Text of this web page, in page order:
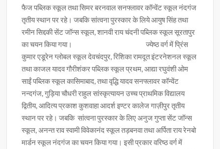
फैज पब्लिक स्कूल तथा सिमर बरनवाल सनफ्लावर कॉन्वेंट स्कूल नंदगंज
तृतीय स्थान पर रहे। जबकि सांत्वना पुरस्कार के लिये आयुष सिंह तथा
रमीन सिद्दकी सेंट जॉन्स स्कूल, शानवी राय चंदनी पब्लिक स्कूल सूरतापुर
का चयन किया गया। ज्येष्ठ वर्ग में प्रिंस
कुमार एडूरेन ग्लोबल स्कूल देवचंदपुर, रिशिका रामदूत इंटरनेशनल स्कूल
तथा काजल यादव गौरीशंकर पब्लिक स्कूल प्रथम, आद्या रघुवंशी ओम
साईं पब्लिक स्कूल कासिमाबाद, तथा वृद्धि यादव सनफ्लावर कॉन्वेंट
नन्दगंज, गुड़िया चौधरी राहुल सांस्कृत्यायन उच्च प्राथमिक विद्यालय
द्वितीय, आदित्य प्रकाश कुशवाहा आदर्श इण्टर कालेज गाज़ीपुर तृतीय
स्थान पर रहे। जबकि सांत्वना पुरस्कार के लिए अनुज गुप्ता सेंट जॉन्स
स्कूल, अनन्त राव स्वामी विवेकानंद स्कूल तड़बनवा तथा अर्पिता राय रेनबो
मार्डन स्कूल नंदगंज का चयन किया गया। इसी प्रकार वरिष्ठ वर्ग में